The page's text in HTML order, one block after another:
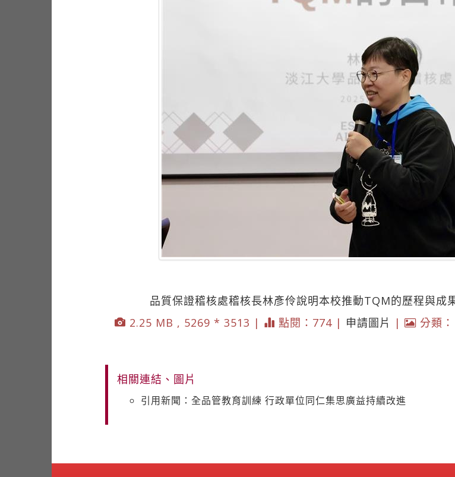
品質保證稽核處稽核長林彥伶說明本校推動TQM的歷程與成
2.25 MB , 5269 * 3513 |
點閱：774 | 申請圖片 | 分類：
相關連結、圖片
引用新聞：全品管教育訓練 行政單位同仁集思廣益持續改進